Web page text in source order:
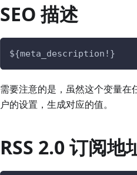
SEO 描述
${meta_description!}
需要注意的是，虽然这个变量
户的设置，生成对应的值。
RSS 2.0 订阅地